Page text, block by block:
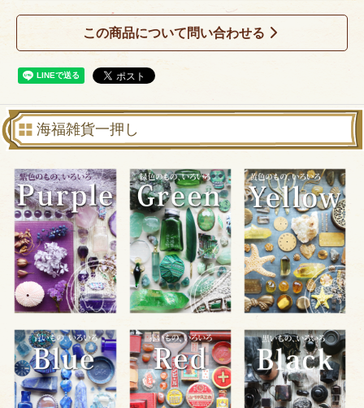
この商品について問い合わせる
海福雑貨一押し